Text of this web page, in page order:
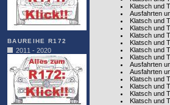
BAUREIHE R172
2011 - 2020
Klatsch und
Ausfahrten
Klatsch und
Klatsch und
Klatsch und
Klatsch und
Klatsch und
Klatsch und
Ausfahrten
Ausfahrten
Klatsch und
Klatsch und
Klatsch und
Klatsch und